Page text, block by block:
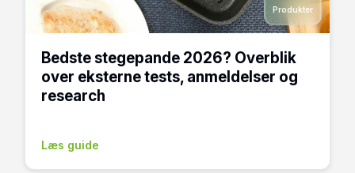
Produkter
Bedste stegepande 2026? Overblik
over eksterne tests, anmeldelser og
research
Læs guide